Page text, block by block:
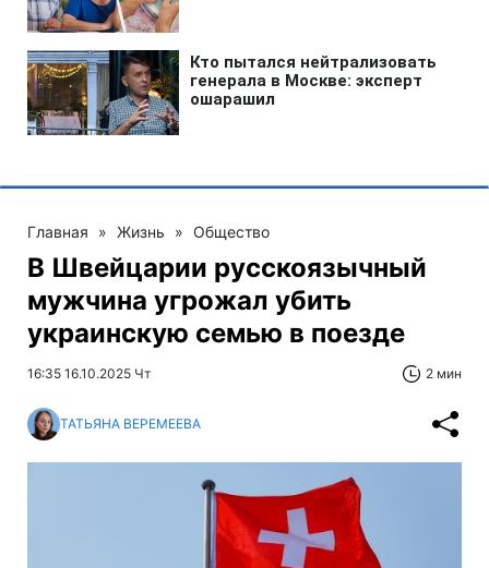
Главная » Жизнь » Общество
В Швейцарии русскоязычный
мужчина угрожал убить
украинскую семью в поезде
16:35 16.10.2025 Чт 2 мин
ТАТЬЯНА ВЕРЕМЕЕВА